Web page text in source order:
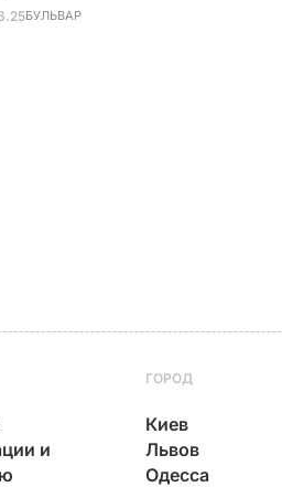
БУЛЬВАР
и
ГОРОД
Киев
Львов
Одесса